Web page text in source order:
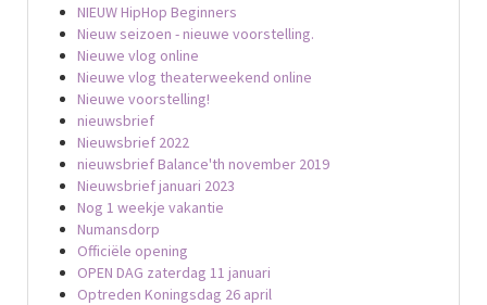
NIEUW HipHop Beginners
Nieuw seizoen - nieuwe voorstelling.
Nieuwe vlog online
Nieuwe vlog theaterweekend online
Nieuwe voorstelling!
nieuwsbrief
Nieuwsbrief 2022
nieuwsbrief Balance'th november 2019
Nieuwsbrief januari 2023
Nog 1 weekje vakantie
Numansdorp
Officiële opening
OPEN DAG zaterdag 11 januari
Optreden Koningsdag 26 april